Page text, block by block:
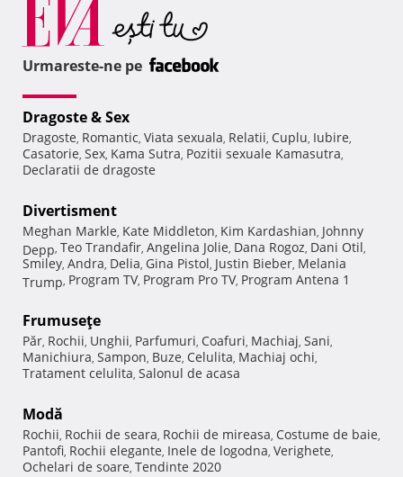
Urmareste-ne pe
Dragoste & Sex
Dragoste, Romantic, Viata sexuala, Relatii, Cuplu, Iubire,
Casatorie, Sex, Kama Sutra, Pozitii sexuale Kamasutra,
Declaratii de dragoste
Divertisment
Meghan Markle, Kate Middleton, Kim Kardashian, Johnny
Depp, Teo Trandafir, Angelina Jolie, Dana Rogoz, Dani Otil,
Smiley, Andra, Delia, Gina Pistol, Justin Bieber, Melania
Trump, Program TV, Program Pro TV, Program Antena 1
Frumuseţe
Păr, Rochii, Unghii, Parfumuri, Coafuri, Machiaj, Sani,
Manichiura, Sampon, Buze, Celulita, Machiaj ochi,
Tratament celulita, Salonul de acasa
Modă
Rochii, Rochii de seara, Rochii de mireasa, Costume de baie,
Pantofi, Rochii elegante, Inele de logodna, Verighete,
Ochelari de soare, Tendinte 2020